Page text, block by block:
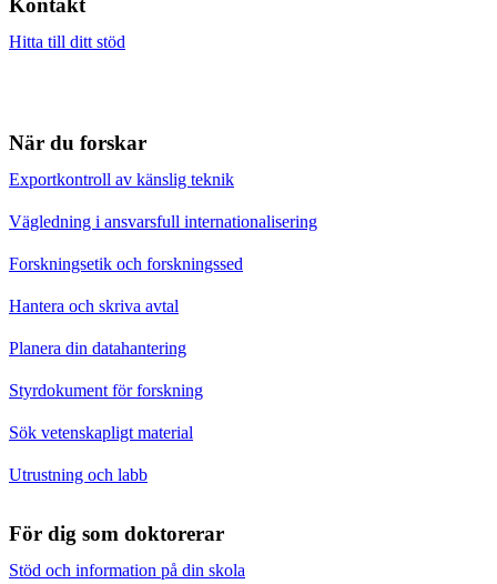
Kontakt
Hitta till ditt stöd
När du forskar
Exportkontroll av känslig teknik
Vägledning i ansvarsfull internationalisering
Forskningsetik och forskningssed
Hantera och skriva avtal
Planera din datahantering
Styrdokument för forskning
Sök vetenskapligt material
Utrustning och labb
För dig som doktorerar
Stöd och information på din skola